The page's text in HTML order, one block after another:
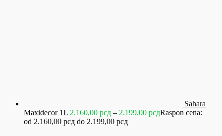
Sahara
Maxidecor 1L 2.160,00 рсд – 2.199,00 рсдRaspon cena:
od 2.160,00 рсд do 2.199,00 рсд